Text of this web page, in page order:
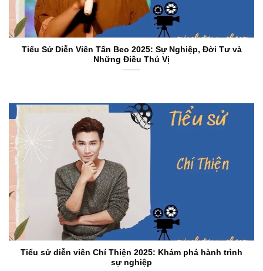
Tiểu Sử Diễn Viên Tấn Beo 2025: Sự Nghiệp, Đời Tư và
Những Điều Thú Vị
Tiểu sử diễn viên Chí Thiện 2025: Khám phá hành trình
sự nghiệp